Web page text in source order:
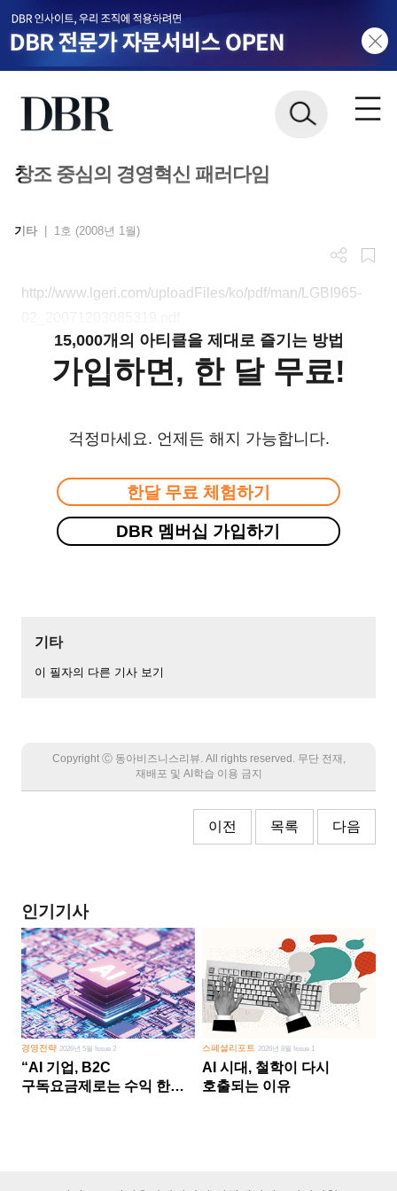
창조 중심의 경영혁신 패러다임
기타 1호 (2008년 1월)
http://www.lgeri.com/uploadFiles/ko/pdf/man/LGBI965-
15,000개의 아티클을 제대로 즐기는 방법
가입하면, 한 달 무료!
걱정마세요. 언제든 해지 가능합니다.
한달 무료 체험하기
DBR 멤버십 가입하기
기타
이 필자의 다른 기사 보기
Copyright Ⓒ 동아비즈니스리뷰. All rights reserved. 무단 전재,
재배포 및 AI학습 이용 금지
이전 목록 다음
인기기사
경영전략 2026년 5월 Issue 2
“AI 기업, B2C
구독요금제로는 수익 한계
스페셜리포트 2026년 8월 Issue 1
AI 시대, 철학이 다시
호출되는 이유